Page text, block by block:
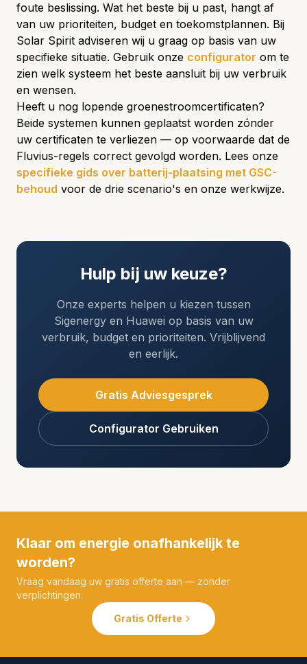
foute beslissing. Wat het beste bij u past, hangt af
van uw prioriteiten, budget en toekomstplannen. Bij
Solar Spirit adviseren wij u graag op basis van uw
specifieke situatie. Gebruik onze configurator om te
zien welk systeem het beste aansluit bij uw verbruik
en wensen.
Heeft u nog lopende groenestroomcertificaten?
Beide systemen kunnen geplaatst worden zónder
uw certificaten te verliezen — op voorwaarde dat de
Fluvius-regels correct gevolgd worden. Lees onze
specifieke gids over batterij-plaatsing met GSC-
behoud voor de drie scenario's en onze werkwijze.
Hulp bij uw keuze?
Onze experts helpen u kiezen tussen
Sigenergy en Huawei op basis van uw
verbruik, budget en prioriteiten. Vrijblijvend
en eerlijk.
Gratis Adviesgesprek
Configurator Gebruiken
Klaar om energie onafhankelijk te
worden?
Vraag vandaag uw gratis offerte aan — zonder
verplichtingen.
Gratis Offerte